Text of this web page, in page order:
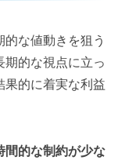
な値動きを狙う
的な視点に立っ
果的に着実な利益
間的な制約が少な